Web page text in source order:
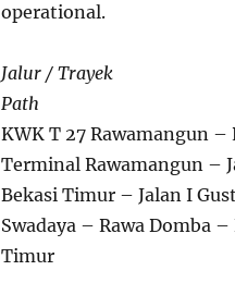
operational.
Jalur / Trayek
Path
KWK T 27 Rawamangun
Terminal Rawamangun –
Bekasi Timur – Jalan I
Swadaya – Rawa Domba
Timur